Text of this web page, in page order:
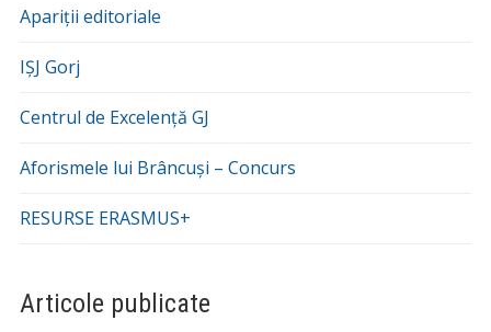
Apariții editoriale
IȘJ Gorj
Centrul de Excelență GJ
Aforismele lui Brâncuși – Concurs
RESURSE ERASMUS+
Articole publicate